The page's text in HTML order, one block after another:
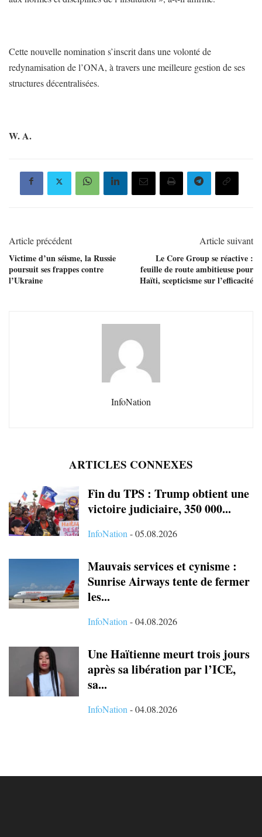
Cette nouvelle nomination s’inscrit dans une volonté de
redynamisation de l’ONA, à travers une meilleure gestion de ses
structures décentralisées.
W. A.
Article précédent
Victime d’un séisme, la Russie
poursuit ses frappes contre
l’Ukraine
Article suivant
Le Core Group se réactive :
feuille de route ambitieuse pour
Haïti, scepticisme sur l’efficacité
InfoNation
ARTICLES CONNEXES
Fin du TPS : Trump obtient une
victoire judiciaire, 350 000...
InfoNation -05.08.2026
Mauvais services et cynisme :
Sunrise Airways tente de fermer
les...
InfoNation -04.08.2026
Une Haïtienne meurt trois jours
après sa libération par l’ICE,
sa...
InfoNation -04.08.2026